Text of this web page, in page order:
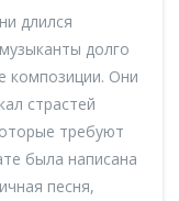
длился
долго
композиции. Они
страстей
требуют
была написана
песня,